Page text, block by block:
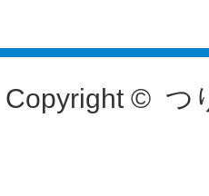
Copyright © つ